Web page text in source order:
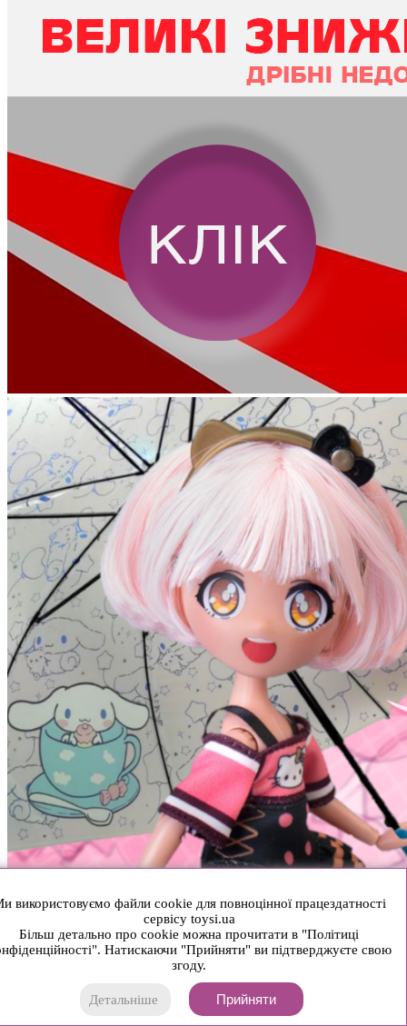
використовуємо файли cookie для повноцінної працездатності
сервісу toysi.ua
Більш детально про cookie можна прочитати в "Політиці
Натискаючи "Прийняти" ви підтверджуєте свою
згоду.
Детальніше Прийняти